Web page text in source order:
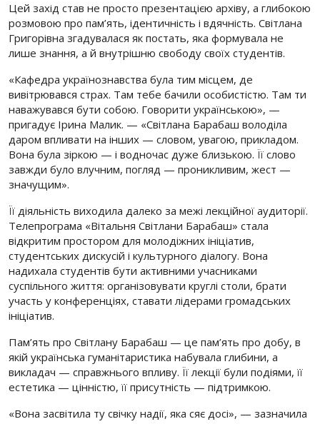
Цей захід став не просто презентацією архіву, а глибокою
розмовою про пам’ять, ідентичність і вдячність. Світлана
Григорівна згадувалася як постать, яка формувала не
лише знання, а й внутрішню свободу своїх студентів.
«Кафедра українознавства була тим місцем, де
вивітрювався страх. Там тебе бачили особистістю. Там ти
наважувався бути собою. Говорити українською», —
пригадує Ірина Малик. — «Світлана Барабаш володіла
даром впливати на інших — словом, увагою, прикладом.
Вона була зіркою — і водночас дуже близькою. Її слово
завжди було влучним, погляд — проникливим, жест —
значущим».
Її діяльність виходила далеко за межі лекційної аудиторії.
Телепрограма «Вітальня Світлани Барабаш» стала
відкритим простором для молодіжних ініціатив,
студентських дискусій і культурного діалогу. Вона
надихала студентів бути активними учасниками
суспільного життя: організовувати круглі столи, брати
участь у конференціях, ставати лідерами громадських
ініціатив.
Пам’ять про Світлану Барабаш — це пам’ять про добу, в
якій українська гуманітаристика набувала глибини, а
викладач — справжнього впливу. Її лекції були подіями, її
естетика — цінністю, її присутність — підтримкою.
«Вона засвітила ту свічку надії, яка сяє досі», — зазначила